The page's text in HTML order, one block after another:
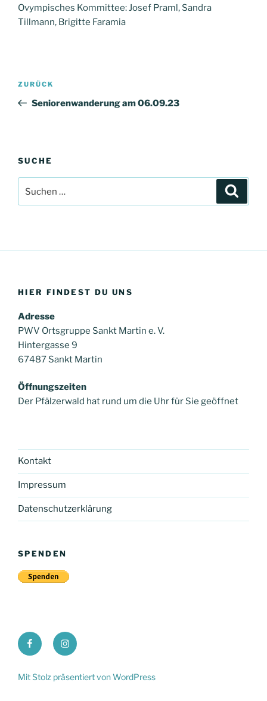
Ovympisches Kommittee: Josef Praml, Sandra
Tillmann, Brigitte Faramia
Beitragsnavigation
Vorheriger
Beitrag
ZURÜCK
Seniorenwanderung am 06.09.23
SUCHE
nach:
HIER FINDEST DU UNS
Adresse
PWV Ortsgruppe Sankt Martin e. V.
Hintergasse 9
67487 Sankt Martin
Öffnungszeiten
Der Pfälzerwald hat rund um die Uhr für Sie geöffnet
Kontakt
Impressum
Datenschutzerklärung
SPENDEN
PWV
St.
Waldemar
Grün
Mit Stolz präsentiert von WordPress